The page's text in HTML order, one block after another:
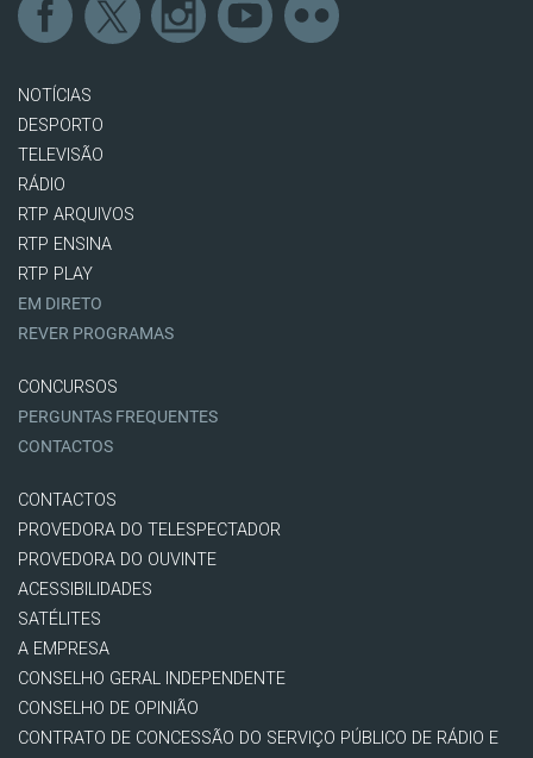
NOTÍCIAS
DESPORTO
TELEVISÃO
RÁDIO
RTP ARQUIVOS
RTP ENSINA
RTP PLAY
EM DIRETO
REVER PROGRAMAS
CONCURSOS
PERGUNTAS FREQUENTES
CONTACTOS
CONTACTOS
PROVEDORA DO TELESPECTADOR
PROVEDORA DO OUVINTE
ACESSIBILIDADES
SATÉLITES
A EMPRESA
CONSELHO GERAL INDEPENDENTE
CONSELHO DE OPINIÃO
CONTRATO DE CONCESSÃO DO SERVIÇO PÚBLICO DE RÁDIO E